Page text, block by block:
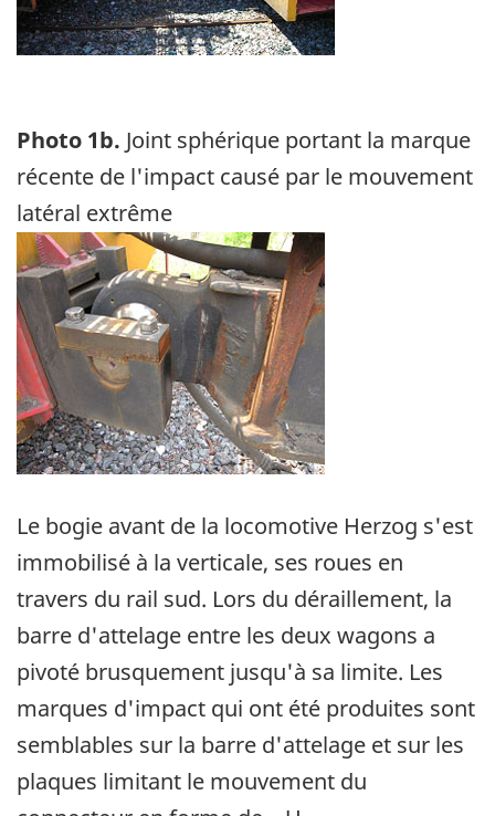
Photo 1b. Joint sphérique portant la marque
récente de l'impact causé par le mouvement
latéral extrême
Image
Le bogie avant de la locomotive Herzog s'est
immobilisé à la verticale, ses roues en
travers du rail sud. Lors du déraillement, la
barre d'attelage entre les deux wagons a
pivoté brusquement jusqu'à sa limite. Les
marques d'impact qui ont été produites sont
semblables sur la barre d'attelage et sur les
plaques limitant le mouvement du